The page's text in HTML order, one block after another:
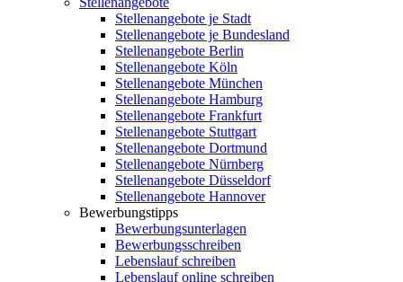
Stellenangebote je Stadt
Stellenangebote je Bundesland
Stellenangebote Berlin
Stellenangebote Köln
Stellenangebote München
Stellenangebote Hamburg
Stellenangebote Frankfurt
Stellenangebote Stuttgart
Stellenangebote Dortmund
Stellenangebote Nürnberg
Stellenangebote Düsseldorf
Stellenangebote Hannover
Bewerbungstipps
Bewerbungsunterlagen
Bewerbungsschreiben
Lebenslauf schreiben
Lebenslauf online schreiben